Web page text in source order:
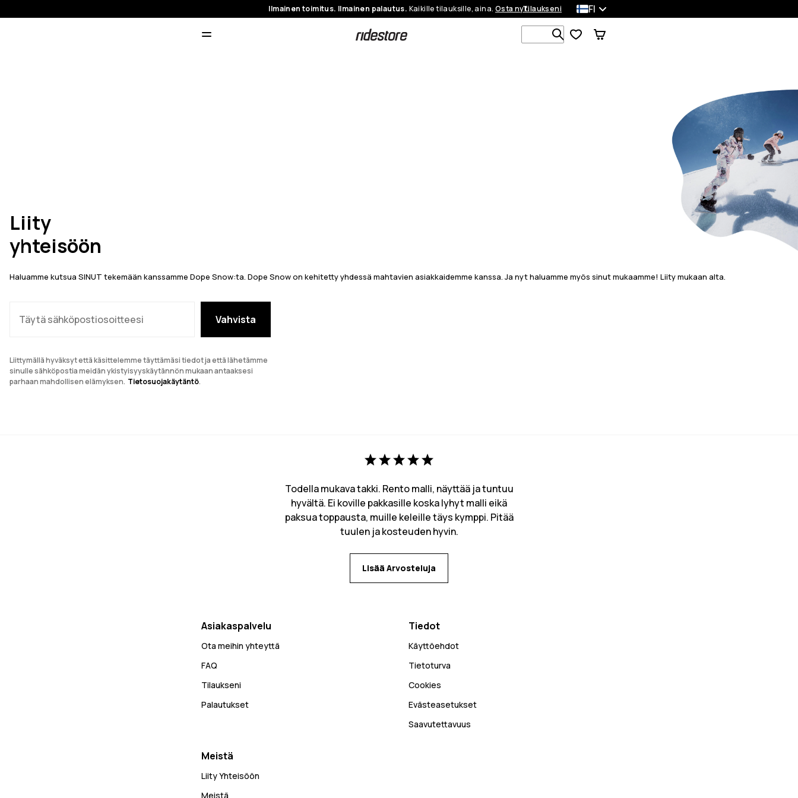
Ilmainen toimitus. Ilmainen palautus. Kaikille tilauksille, aina. Osta nyt.Tilaukseni FI
Etsi 1 000+ tuotetta
Liity
yhteisöön
Haluamme kutsua SINUT tekemään kanssamme Dope Snow:ta. Dope Snow on kehitetty yhdessä mahtavien asiakkaidemme kanssa. Ja nyt haluamme myös sinut mukaamme! Liity mukaan alta.
Täytä sähköpostiosoitteesi Vahvista
Liittymällä hyväksyt että käsittelemme täyttämäsi tiedot ja että lähetämme
sinulle sähköpostia meidän ykistyisyyskäytännön mukaan antaaksesi
parhaan mahdollisen elämyksen. Tietosuojakäytäntö.
Todella mukava takki. Rento malli, näyttää ja tuntuu
hyvältä. Ei koville pakkasille koska lyhyt malli eikä
paksua toppausta, muille keleille täys kymppi. Pitää
tuulen ja kosteuden hyvin.
Lisää Arvosteluja
Asiakaspalvelu
Ota meihin yhteyttä
FAQ
Tilaukseni
Palautukset
Tiedot
Käyttöehdot
Tietoturva
Cookies
Evästeasetukset
Saavutettavuus
Meistä
Liity Yhteisöön
Meistä